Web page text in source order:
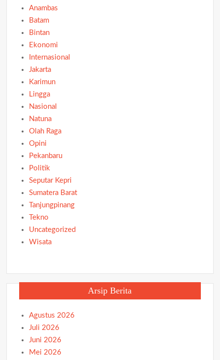
Anambas
Batam
Bintan
Ekonomi
Internasional
Jakarta
Karimun
Lingga
Nasional
Natuna
Olah Raga
Opini
Pekanbaru
Politik
Seputar Kepri
Sumatera Barat
Tanjungpinang
Tekno
Uncategorized
Wisata
Arsip Berita
Agustus 2026
Juli 2026
Juni 2026
Mei 2026